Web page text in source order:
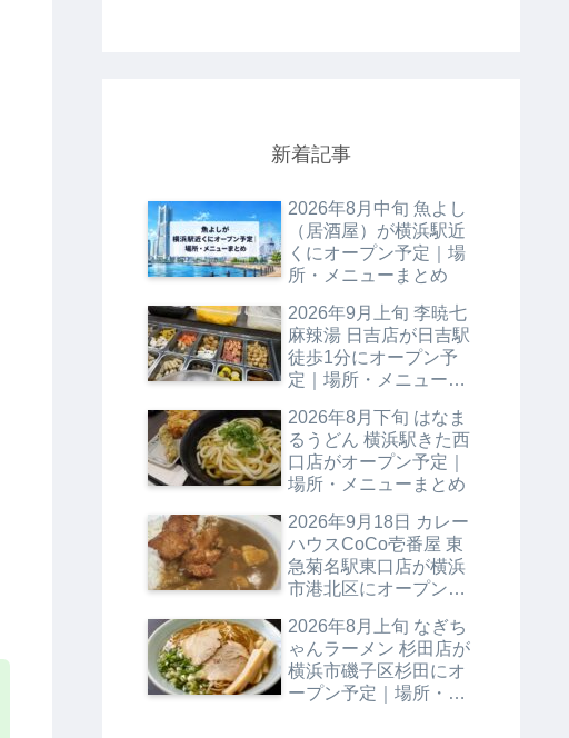
新着記事
2026年8月中旬 魚よし
（居酒屋）が横浜駅近
くにオープン予定｜場
所・メニューまとめ
2026年9月上旬 李暁七
麻辣湯 日吉店が日吉駅
徒歩1分にオープン予
定｜場所・メニューま
2026年8月下旬 はなま
るうどん 横浜駅きた西
口店がオープン予定｜
場所・メニューまとめ
2026年9月18日 カレー
ハウスCoCo壱番屋 東
急菊名駅東口店が横浜
市港北区にオープン予
とめ
2026年8月上旬 なぎち
ゃんラーメン 杉田店が
横浜市磯子区杉田にオ
ープン予定｜場所・メ